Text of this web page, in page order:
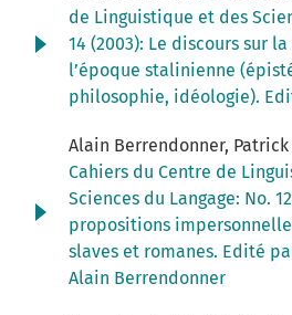
de Linguistique et des
14 (2003): Le discours sur la
l’époque stalinienne
philosophie, idéologie).
Alain Berrendonner,
Cahiers du Centre de
Sciences du Langage: No.
propositions
slaves et romanes. Edité
Alain Berrendonner